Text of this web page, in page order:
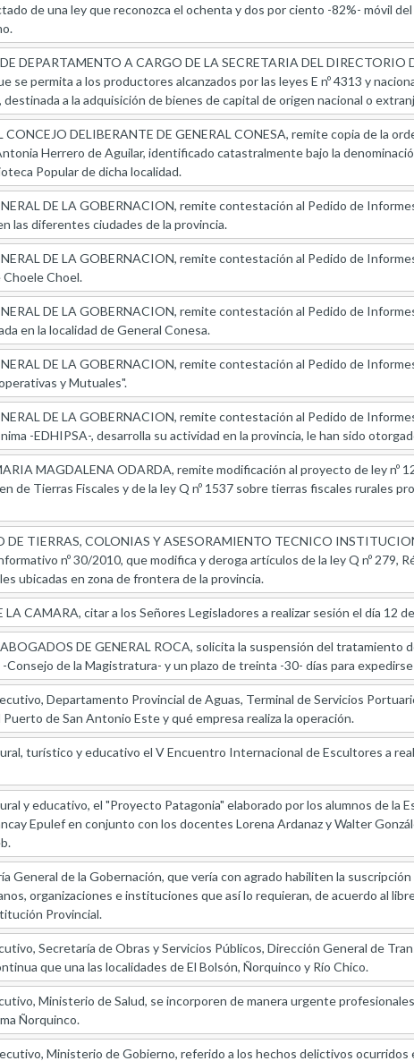
de una ley que reconozca el ochenta y dos por ciento -82%- móvil
DEPARTAMENTO A CARGO DE LA SECRETARIA DEL
se permita a los productores alcanzados por las leyes E nº 4313 y
a la adquisición de bienes de capital de origen nacional o
CONCEJO DELIBERANTE DE GENERAL CONESA, remite copia de la
Herrero de Aguilar, identificado catastralmente bajo la
Popular de dicha localidad.
DE LA GOBERNACION, remite contestación al Pedido de
las diferentes ciudades de la provincia.
DE LA GOBERNACION, remite contestación al Pedido de
Choele Choel.
DE LA GOBERNACION, remite contestación al Pedido de
en la localidad de General Conesa.
DE LA GOBERNACION, remite contestación al Pedido de
y Mutuales".
DE LA GOBERNACION, remite contestación al Pedido de
-EDHIPSA-, desarrolla su actividad en la provincia, le han sido
MAGDALENA ODARDA, remite modificación al proyecto de ley nº
de Tierras Fiscales y de la ley Q nº 1537 sobre tierras fiscales rurales
DE TIERRAS, COLONIAS Y ASESORAMIENTO TECNICO
nº 30/2010, que modifica y deroga artículos de la ley Q nº 279,
ubicadas en zona de frontera de la provincia.
LA CAMARA, citar a los Señores Legisladores a realizar sesión el día 12
DE GENERAL ROCA, solicita la suspensión del tratamiento
-Consejo de la Magistratura- y un plazo de treinta -30- días para
Departamento Provincial de Aguas, Terminal de Servicios
de San Antonio Este y qué empresa realiza la operación.
turístico y educativo el V Encuentro Internacional de Escultores a
y educativo, el "Proyecto Patagonia" elaborado por los alumnos de la
Epulef en conjunto con los docentes Lorena Ardanaz y Walter
General de la Gobernación, que vería con agrado habiliten la
organizaciones e instituciones que así lo requieran, de acuerdo al
Provincial.
Secretaría de Obras y Servicios Públicos, Dirección General de
que una las localidades de El Bolsón, Ñorquinco y Río Chico.
Ministerio de Salud, se incorporen de manera urgente
Ñorquinco.
Ministerio de Gobierno, referido a los hechos delictivos ocurridos